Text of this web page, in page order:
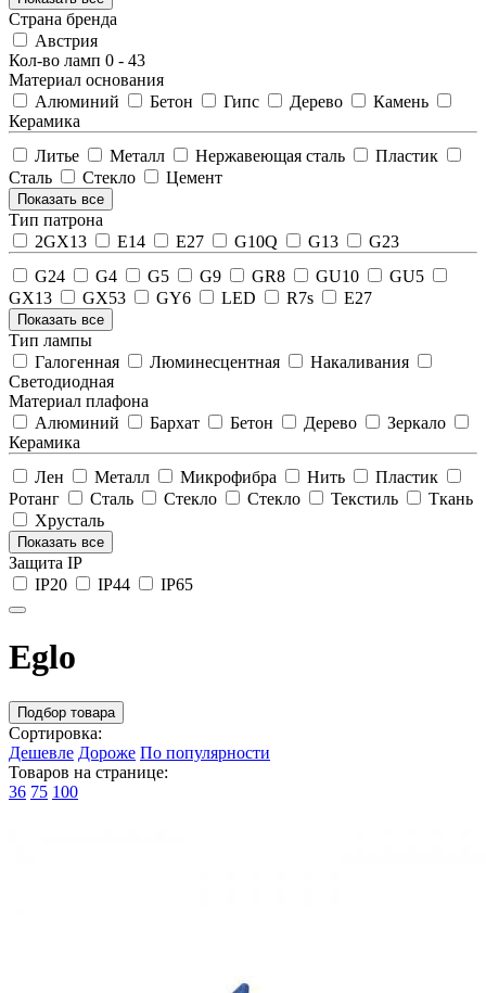
Страна бренда
Австрия
Кол-во ламп 0 - 43
Материал основания
Алюминий
Бетон Гипс Дерево
Камень
Керамика
Литье
Металл Нержавеющая сталь
Пластик
Сталь
Стекло Цемент
Показать все
Тип патрона
2GX13
E14 E27 G10Q G13
G23
G24
G4 G5 G9 GR8 GU10
GU5
GX13
GX53 GY6 LED R7s Е27
Показать все
Тип лампы
Галогенная
Люминесцентная
Накаливания
Светодиодная
Материал плафона
Алюминий
Бархат Бетон Дерево
Зеркало
Керамика
Лен
Металл Микрофибра Нить
Пластик
Ротанг
Сталь Стекло Стекло Текстиль
Ткань
Хрусталь
Показать все
Защита IP
IP20
IP44 IP65
Eglo
Подбор товара
Сортировка:
Дешевле Дороже По популярности
Товаров на странице:
36 75 100